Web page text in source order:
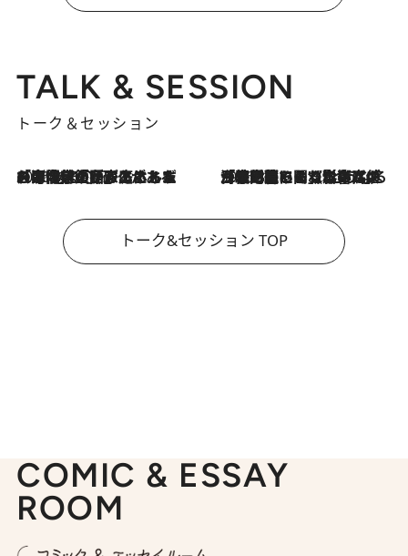
TALK & SESSION
トーク＆セッション
2026.8.3
「今後値上げがあるとすれば…」「リスクがあるのは今年の冬」エネルギー専門家が語る、ホルムズ海峡封鎖が家庭にもたらす“ある心配” 2026.8.3
「住宅建てられない…」「サーチャージ料の高値が続いている」ホルムズ海峡封鎖による影響はいつまで続く？《エネルギー専門家に聞く“どうなる日本の暮らし”》
トーク&セッション TOP
COMIC & ESSAY
ROOM